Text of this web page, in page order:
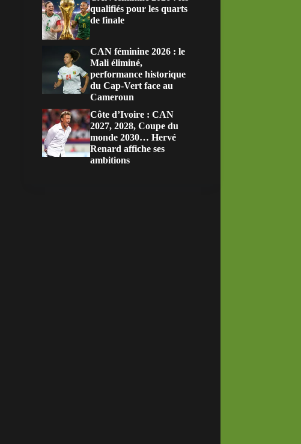
qualifiés pour les quarts
de finale
CAN féminine 2026 : le
Mali éliminé,
performance historique
du Cap-Vert face au
Cameroun
Côte d’Ivoire : CAN
2027, 2028, Coupe du
monde 2030… Hervé
Renard affiche ses
ambitions